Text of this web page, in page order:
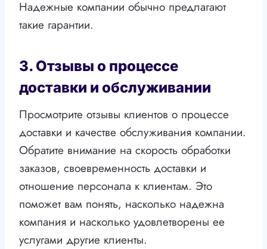
Надежные компании обычно предлагают
такие гарантии.
3. Отзывы о процессе
доставки и обслуживании
Просмотрите отзывы клиентов о процессе
доставки и качестве обслуживания компании.
Обратите внимание на скорость обработки
заказов, своевременность доставки и
отношение персонала к клиентам. Это
поможет вам понять, насколько надежна
компания и насколько удовлетворены ее
услугами другие клиенты.